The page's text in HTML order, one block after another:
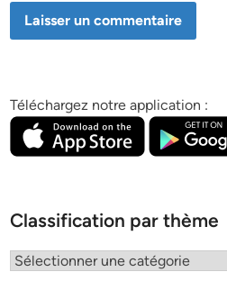
Téléchargez notre application :
Classification par thème
Classification